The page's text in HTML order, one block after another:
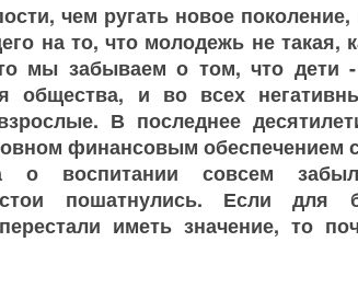
чем ругать новое
на то, что молодежь не такая,
мы забываем о том, что дети -
общества, и во всех
В последнее
финансовым обеспечением
воспитании совсем
пошатнулись. Если для
иметь значение, то